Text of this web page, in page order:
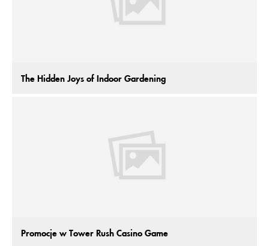
The Hidden Joys of Indoor Gardening
Promocje w Tower Rush Casino Game